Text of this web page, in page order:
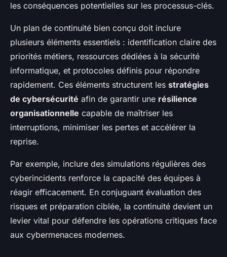
les conséquences potentielles sur les processus-clés.
Un plan de continuité bien conçu doit inclure
plusieurs éléments essentiels : identification claire des
priorités métiers, ressources dédiées à la sécurité
informatique, et protocoles définis pour répondre
rapidement. Ces éléments structurent les stratégies
de cybersécurité afin de garantir une résilience
organisationnelle capable de maîtriser les
interruptions, minimiser les pertes et accélérer la
reprise.
Par exemple, inclure des simulations régulières des
cyberincidents renforce la capacité des équipes à
réagir efficacement. En conjuguant évaluation des
risques et préparation ciblée, la continuité devient un
levier vital pour défendre les opérations critiques face
aux cybermenaces modernes.